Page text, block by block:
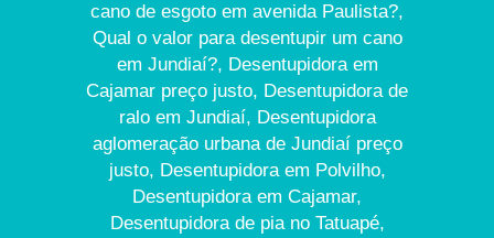
cano de esgoto em avenida Paulista?,
Qual o valor para desentupir um cano
em Jundiaí?, Desentupidora em
Cajamar preço justo, Desentupidora de
ralo em Jundiaí, Desentupidora
aglomeração urbana de Jundiaí preço
justo, Desentupidora em Polvilho,
Desentupidora em Cajamar,
Desentupidora de pia no Tatuapé,